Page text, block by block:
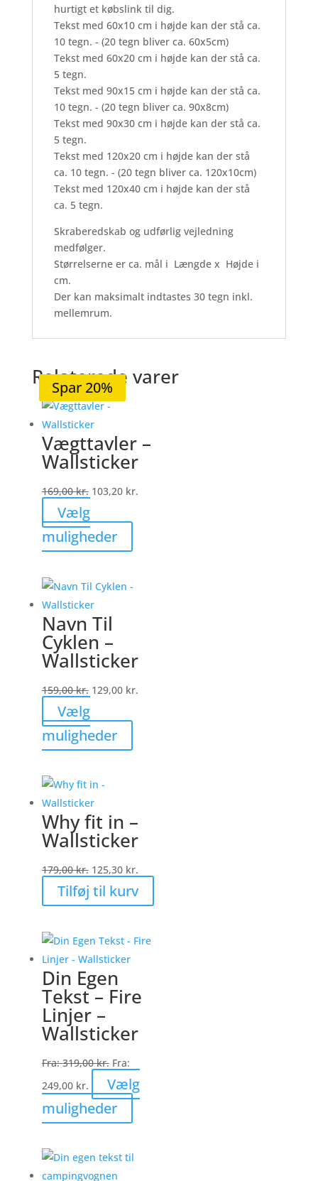
hurtigt et købslink til dig.
Tekst med 60x10 cm i højde kan der stå ca.
10 tegn. - (20 tegn bliver ca. 60x5cm)
Tekst med 60x20 cm i højde kan der stå ca.
5 tegn.
Tekst med 90x15 cm i højde kan der stå ca.
10 tegn. - (20 tegn bliver ca. 90x8cm)
Tekst med 90x30 cm i højde kan der stå ca.
5 tegn.
Tekst med 120x20 cm i højde kan der stå
ca. 10 tegn. - (20 tegn bliver ca. 120x10cm)
Tekst med 120x40 cm i højde kan der stå
ca. 5 tegn.
Skraberedskab og udførlig vejledning
medfølger.
Størrelserne er ca. mål i Længde x Højde i
cm.
Der kan maksimalt indtastes 30 tegn inkl.
mellemrum.
Relaterede varer
Spar 38%
Vægttavler –
Wallsticker
169,00kr. 103,20 kr.
Vælg
muligheder
vare
flere
vælges
Spar 18%
Navn Til
Cyklen –
Wallsticker
159,00kr. 129,00 kr.
Vælg
muligheder
vare
Mulighederne
kan
på
varesiden
Spar 30%
Why fit in –
Wallsticker
179,00kr. Den
oprindelige
pris
179,00 kr..
125,30 kr.Den
aktuelle
pris
125,30 kr..
Tilføj til kurv
Spar 20%
Din Egen
Tekst – Fire
Linjer –
Wallsticker
Fra:319,00kr. Fra:
249,00 kr.
Vælg
muligheder
vare
flere
Spar 20%